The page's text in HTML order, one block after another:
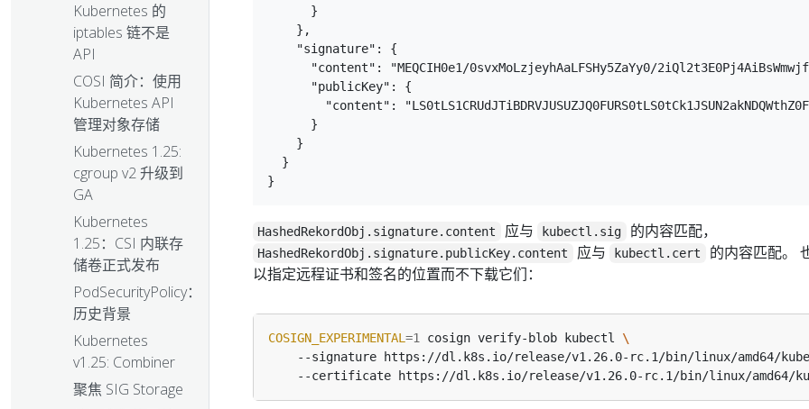
Kubernetes 的
iptables 链不是
API
COSI 简介：使用
Kubernetes API
管理对象存储
Kubernetes 1.25:
cgroup v2 升级到
GA
Kubernetes
1.25：CSI 内联存
储卷正式发布
PodSecurityPolicy：
历史背景
Kubernetes
v1.25: Combiner
聚焦 SIG Storage
      }
    },
    "signature": {
"content": "MEQCIH0e1/0svxMoLzjeyhAaLFSHy5ZaYy0/
      "publicKey": {
"content":
      }
    }
  }
HashedRekordObj.signature.content 应与 kubectl.sig 的内容匹配，
HashedRekordObj.signature.publicKey.content 应与 kubectl.cert
的内容匹配。
以指定远程证书和签名的位置而不下载它们：
COSIGN_EXPERIMENTAL =1 cosign verify-blob kubectl
--signature https://dl.k8s.io/release/v1.26.0-rc.1/bin/linux/amd64/